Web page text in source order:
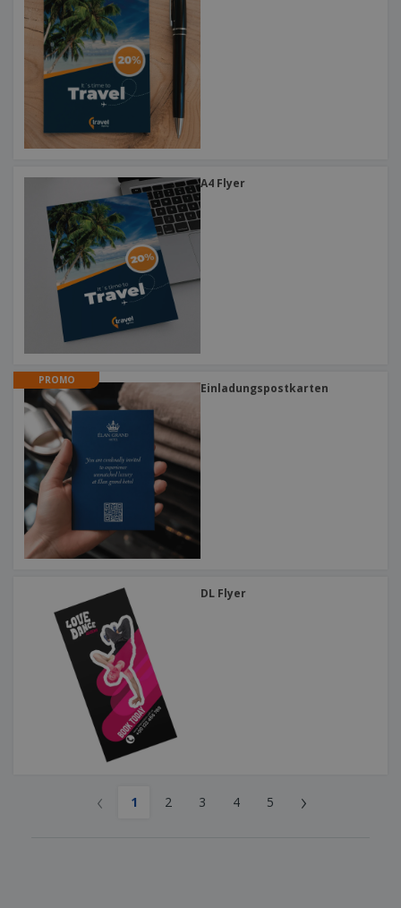
A4 Flyer
PROMO
Einladungspostkarten
DL Flyer
‹ 1 2 3 4 5 ›